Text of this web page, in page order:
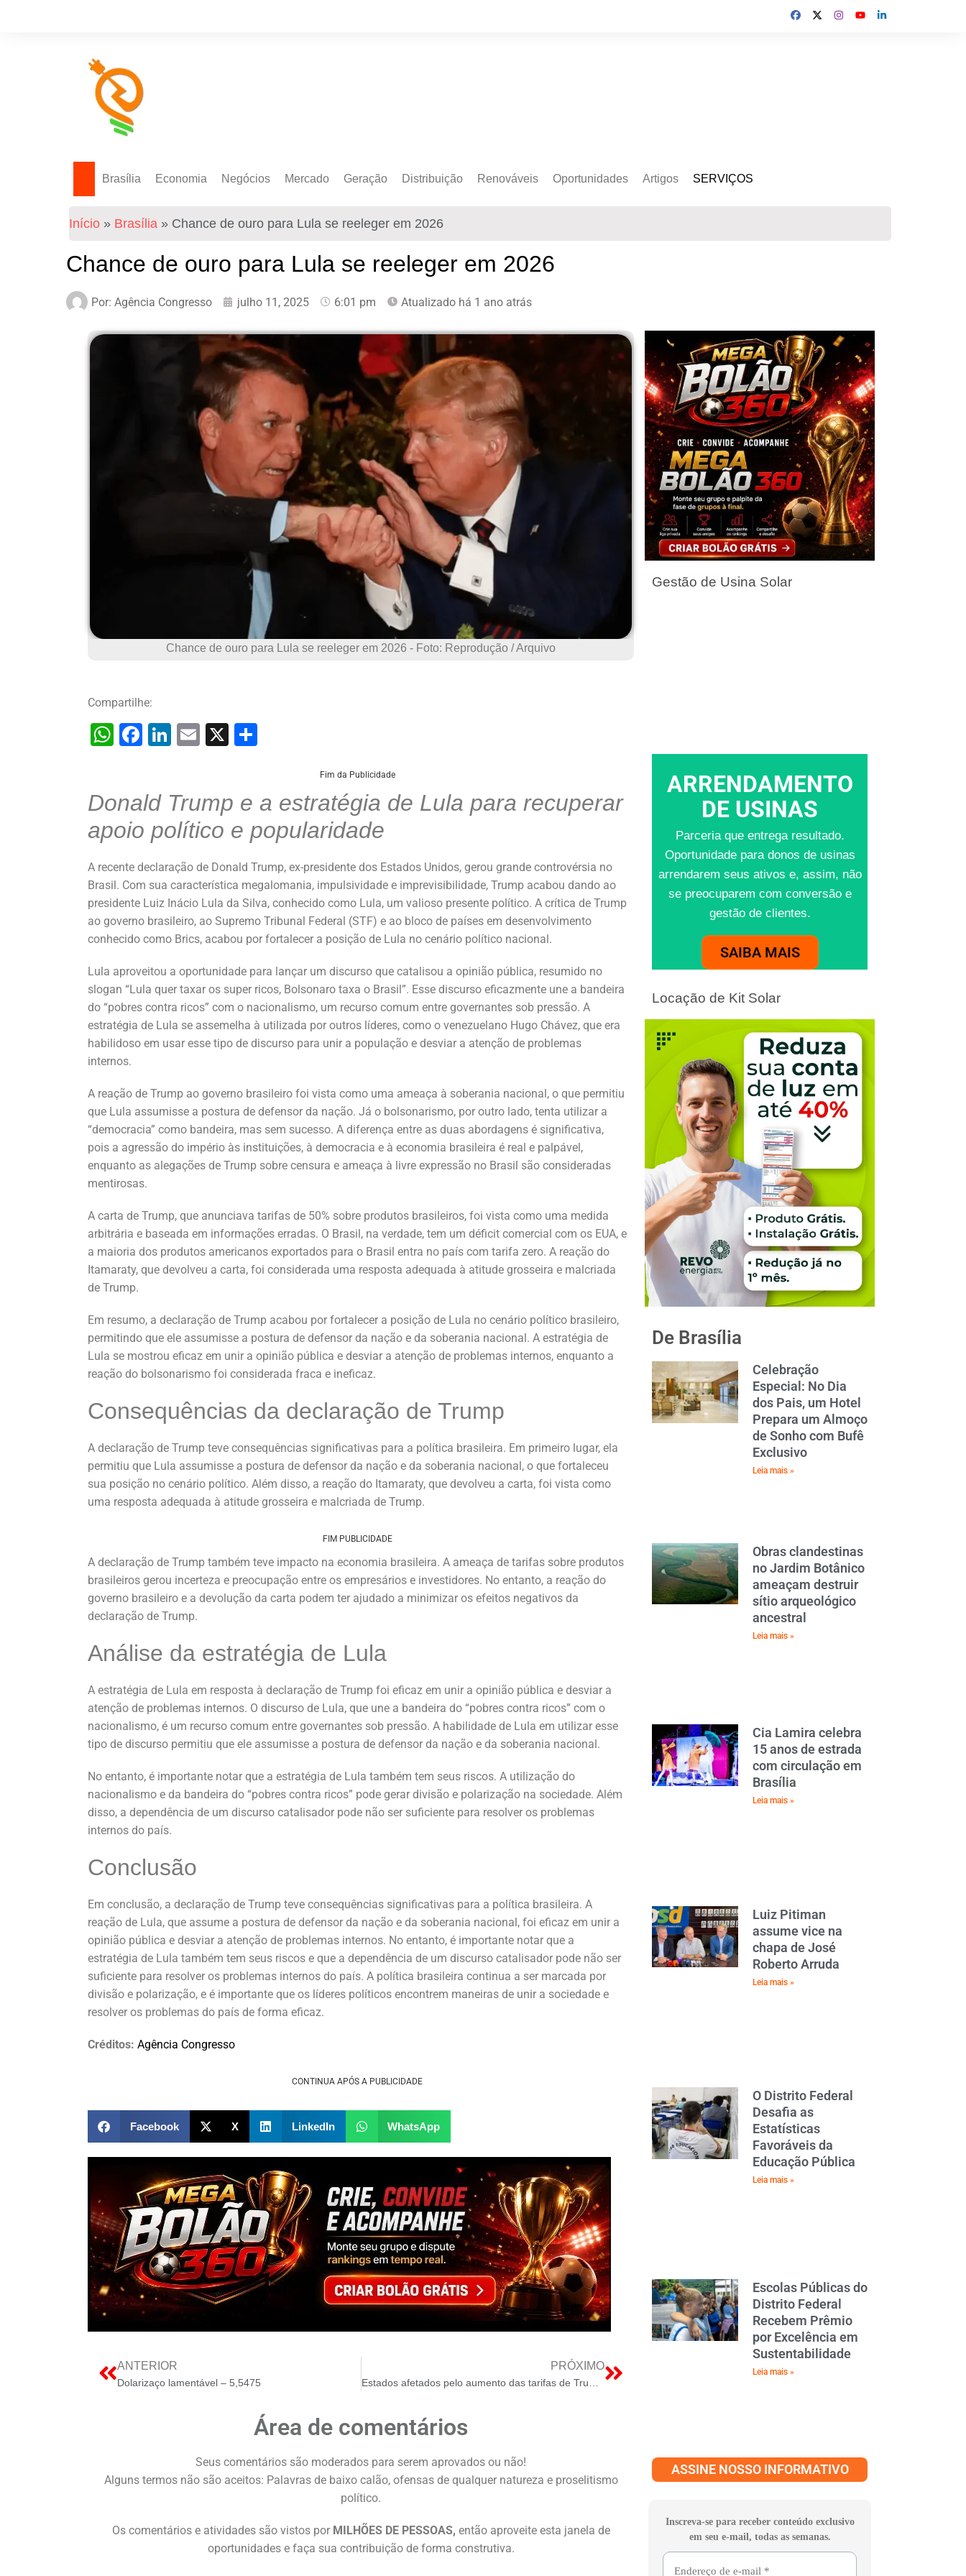
Brasília Economia
Tecnologia
Negócios
Empresas
Token
Mercado
Mercado Livre
Geração
Autoprodução
Distribuição Renováveis
Hidrogênio Verde
Transição Energética
Oportunidades Artigos SERVIÇOS
Início » Brasília » Chance de ouro para Lula se reeleger em 2026
Chance de ouro para Lula se reeleger em 2026
Por: Agência Congresso julho 11, 2025 6:01 pm Atualizado há 1 ano atrás
Chance de ouro para Lula se reeleger em 2026 - Foto: Reprodução / Arquivo
Compartilhe:
W
s
A
p
F
e
b
o
o
k
Li
e
dI
E
l
X
e
Fim da Publicidade
Donald Trump e a estratégia de Lula para recuperar
apoio político e popularidade
A recente declaração de Donald Trump, ex-presidente dos Estados Unidos, gerou grande controvérsia no
Brasil. Com sua característica megalomania, impulsividade e imprevisibilidade, Trump acabou dando ao
presidente Luiz Inácio Lula da Silva, conhecido como Lula, um valioso presente político. A crítica de Trump
ao governo brasileiro, ao Supremo Tribunal Federal (STF) e ao bloco de países em desenvolvimento
conhecido como Brics, acabou por fortalecer a posição de Lula no cenário político nacional.
Lula aproveitou a oportunidade para lançar um discurso que catalisou a opinião pública, resumido no
slogan “Lula quer taxar os super ricos, Bolsonaro taxa o Brasil”. Esse discurso eficazmente une a bandeira
do “pobres contra ricos” com o nacionalismo, um recurso comum entre governantes sob pressão. A
estratégia de Lula se assemelha à utilizada por outros líderes, como o venezuelano Hugo Chávez, que era
habilidoso em usar esse tipo de discurso para unir a população e desviar a atenção de problemas
internos.
A reação de Trump ao governo brasileiro foi vista como uma ameaça à soberania nacional, o que permitiu
que Lula assumisse a postura de defensor da nação. Já o bolsonarismo, por outro lado, tenta utilizar a
“democracia” como bandeira, mas sem sucesso. A diferença entre as duas abordagens é significativa,
pois a agressão do império às instituições, à democracia e à economia brasileira é real e palpável,
enquanto as alegações de Trump sobre censura e ameaça à livre expressão no Brasil são consideradas
mentirosas.
A carta de Trump, que anunciava tarifas de 50% sobre produtos brasileiros, foi vista como uma medida
arbitrária e baseada em informações erradas. O Brasil, na verdade, tem um déficit comercial com os EUA, e
a maioria dos produtos americanos exportados para o Brasil entra no país com tarifa zero. A reação do
Itamaraty, que devolveu a carta, foi considerada uma resposta adequada à atitude grosseira e malcriada
de Trump.
Em resumo, a declaração de Trump acabou por fortalecer a posição de Lula no cenário político brasileiro,
permitindo que ele assumisse a postura de defensor da nação e da soberania nacional. A estratégia de
Lula se mostrou eficaz em unir a opinião pública e desviar a atenção de problemas internos, enquanto a
reação do bolsonarismo foi considerada fraca e ineficaz.
Consequências da declaração de Trump
A declaração de Trump teve consequências significativas para a política brasileira. Em primeiro lugar, ela
permitiu que Lula assumisse a postura de defensor da nação e da soberania nacional, o que fortaleceu
sua posição no cenário político. Além disso, a reação do Itamaraty, que devolveu a carta, foi vista como
uma resposta adequada à atitude grosseira e malcriada de Trump.
FIM PUBLICIDADE
A declaração de Trump também teve impacto na economia brasileira. A ameaça de tarifas sobre produtos
brasileiros gerou incerteza e preocupação entre os empresários e investidores. No entanto, a reação do
governo brasileiro e a devolução da carta podem ter ajudado a minimizar os efeitos negativos da
declaração de Trump.
Análise da estratégia de Lula
A estratégia de Lula em resposta à declaração de Trump foi eficaz em unir a opinião pública e desviar a
atenção de problemas internos. O discurso de Lula, que une a bandeira do “pobres contra ricos” com o
nacionalismo, é um recurso comum entre governantes sob pressão. A habilidade de Lula em utilizar esse
tipo de discurso permitiu que ele assumisse a postura de defensor da nação e da soberania nacional.
No entanto, é importante notar que a estratégia de Lula também tem seus riscos. A utilização do
nacionalismo e da bandeira do “pobres contra ricos” pode gerar divisão e polarização na sociedade. Além
disso, a dependência de um discurso catalisador pode não ser suficiente para resolver os problemas
internos do país.
Conclusão
Em conclusão, a declaração de Trump teve consequências significativas para a política brasileira. A
reação de Lula, que assume a postura de defensor da nação e da soberania nacional, foi eficaz em unir a
opinião pública e desviar a atenção de problemas internos. No entanto, é importante notar que a
estratégia de Lula também tem seus riscos e que a dependência de um discurso catalisador pode não ser
suficiente para resolver os problemas internos do país. A política brasileira continua a ser marcada por
divisão e polarização, e é importante que os líderes políticos encontrem maneiras de unir a sociedade e
resolver os problemas do país de forma eficaz.
Créditos: Agência Congresso
CONTINUA APÓS A PUBLICIDADE
Facebook X LinkedIn WhatsApp
ANTERIOR
Dolarizaço lamentável – 5,5475
PRÓXIMO
Área de comentários
Seus comentários são moderados para serem aprovados ou não!
Alguns termos não são aceitos: Palavras de baixo calão, ofensas de qualquer natureza e proselitismo
político.
Os comentários e atividades são vistos porMILHÕES DE PESSOAS, então aproveite esta janela de
oportunidades e faça sua contribuição de forma construtiva.
Gestão de Usina Solar
ARRENDAMENTO
DE USINAS
Parceria que entrega resultado.
Oportunidade para donos de usinas
arrendarem seus ativos e, assim, não
se preocuparem com conversão e
gestão de clientes.
SAIBA MAIS
Locação de Kit Solar
De Brasília
Celebração
Especial: No Dia
dos Pais, um Hotel
Prepara um Almoço
de Sonho com Bufê
Exclusivo
Leia mais »
Obras clandestinas
no Jardim Botânico
ameaçam destruir
sítio arqueológico
ancestral
Leia mais »
Cia Lamira celebra
15 anos de estrada
com circulação em
Brasília
Leia mais »
Luiz Pitiman
assume vice na
chapa de José
Roberto Arruda
Leia mais »
O Distrito Federal
Desafia as
Estatísticas
Favoráveis da
Educação Pública
Leia mais »
Escolas Públicas do
Distrito Federal
Recebem Prêmio
por Excelência em
Sustentabilidade
Leia mais »
ASSINE NOSSO INFORMATIVO
Inscreva-se para receber conteúdo exclusivo
em seu e-mail, todas as semanas.